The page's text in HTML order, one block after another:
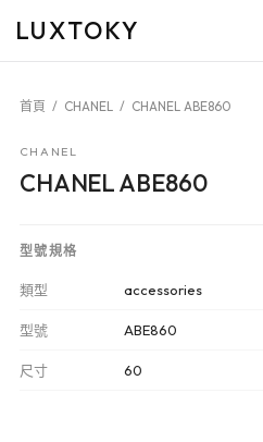
LUXTOKY
首頁 / CHANEL / CHANEL ABE860
CHANEL
CHANEL ABE860
型號規格
類型 accessories
型號 ABE860
尺寸 60